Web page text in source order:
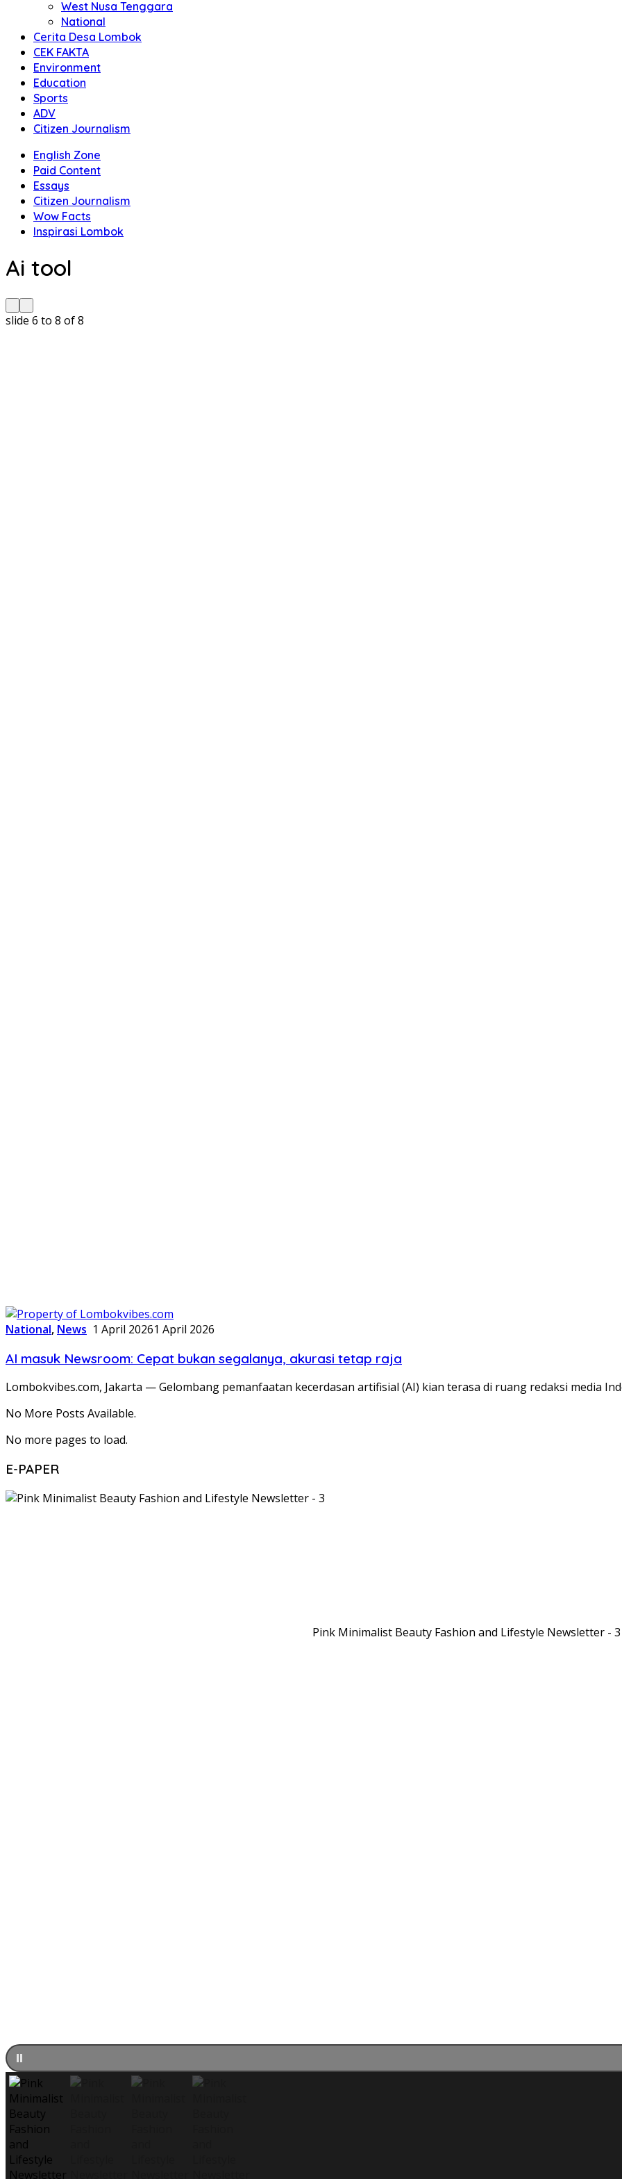
West Nusa Tenggara
National
Cerita Desa Lombok
CEK FAKTA
Environment
Education
Sports
ADV
Citizen Journalism
English Zone
Paid Content
Essays
Citizen Journalism
Wow Facts
Inspirasi Lombok
Ai tool
slide 6 to 8 of 8
National, News 1 April 20261 April 2026
AI masuk Newsroom: Cepat bukan segalanya, akurasi tetap raja
Lombokvibes.com, Jakarta — Gelombang pemanfaatan kecerdasan artifisial (AI) kian terasa di ruang redaksi media
No More Posts Available.
No more pages to load.
E-PAPER
Pink Minimalist Beauty Fashion and Lifestyle Newsletter - 3